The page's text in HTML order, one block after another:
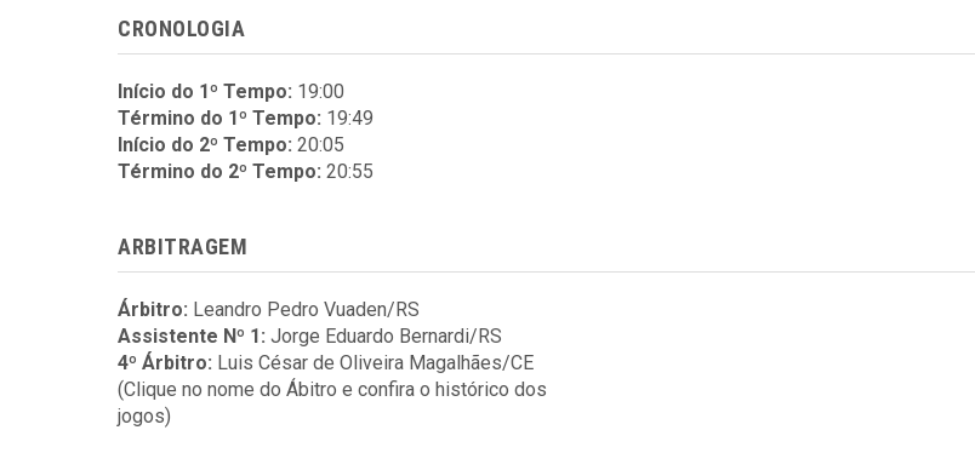
CRONOLOGIA
Início do 1º Tempo: 19:00
Término do 1º Tempo: 19:49
Início do 2º Tempo: 20:05
Término do 2º Tempo: 20:55
ARBITRAGEM
Árbitro: Leandro Pedro Vuaden/RS
Assistente Nº 1: Jorge Eduardo Bernardi/RS
4º Árbitro: Luis César de Oliveira Magalhães/CE
(Clique no nome do Ábitro e confira o histórico dos
jogos)